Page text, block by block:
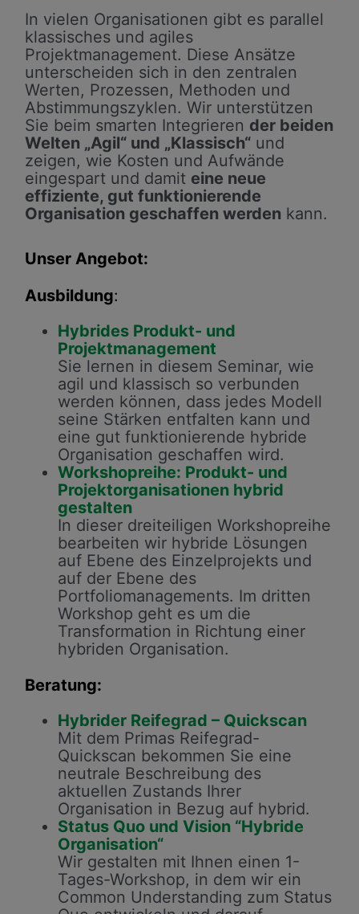
In vielen Organisationen gibt es parallel
klassisches und agiles
Projektmanagement. Diese Ansätze
unterscheiden sich in den zentralen
Werten, Prozessen, Methoden und
Abstimmungszyklen. Wir unterstützen
Sie beim smarten Integrieren der beiden
Welten „Agil“ und „Klassisch“ und
zeigen, wie Kosten und Aufwände
eingespart und damit eine neue
effiziente, gut funktionierende
Organisation geschaffen werden kann.
Unser Angebot:
Ausbildung:
Hybrides Produkt- und
Projektmanagement
Sie lernen in diesem Seminar, wie
agil und klassisch so verbunden
werden können, dass jedes Modell
seine Stärken entfalten kann und
eine gut funktionierende hybride
Organisation geschaffen wird.
Workshopreihe: Produkt- und
Projektorganisationen hybrid
gestalten
In dieser dreiteiligen Workshopreihe
bearbeiten wir hybride Lösungen
auf Ebene des Einzelprojekts und
auf der Ebene des
Portfoliomanagements. Im dritten
Workshop geht es um die
Transformation in Richtung einer
hybriden Organisation.
Beratung:
Hybrider Reifegrad – Quickscan
Mit dem Primas Reifegrad-
Quickscan bekommen Sie eine
neutrale Beschreibung des
aktuellen Zustands Ihrer
Organisation in Bezug auf hybrid.
Status Quo und Vision “Hybride
Organisation“
Wir gestalten mit Ihnen einen 1-
Tages-Workshop, in dem wir ein
Common Understanding zum Status